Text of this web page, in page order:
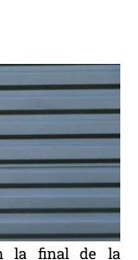
la final de la